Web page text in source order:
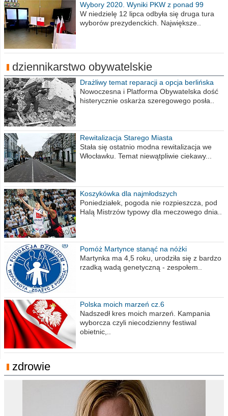
Wybory 2020. Wyniki PKW z ponad 99
procent obwodów
W niedzielę 12 lipca odbyła się druga tura
wyborów prezydenckich. Największe..
dziennikarstwo obywatelskie
Drażliwy temat reparacji a opcja berlińska
Nowoczesna i Platforma Obywatelska dość
histerycznie oskarża szeregowego posła..
Rewitalizacja Starego Miasta
Stała się ostatnio modna rewitalizacja we
Włocławku. Temat niewątpliwie ciekawy...
Koszykówka dla najmłodszych
Poniedziałek, pogoda nie rozpieszcza, pod
Halą Mistrzów typowy dla meczowego dnia..
Pomóż Martynce stanąć na nóżki
Martynka ma 4,5 roku, urodziła się z bardzo
rzadką wadą genetyczną - zespołem..
Polska moich marzeń cz.6
Nadszedł kres moich marzeń. Kampania
wyborcza czyli niecodzienny festiwal
obietnic,..
zdrowie